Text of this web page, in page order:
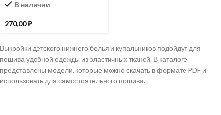
В наличии
270,00₽
Выкройки детского нижнего белья и купальников подойдут для
пошива удобной одежды из эластичных тканей. В каталоге
представлены модели, которые можно скачать в формате PDF и
использовать для самостоятельного пошива.